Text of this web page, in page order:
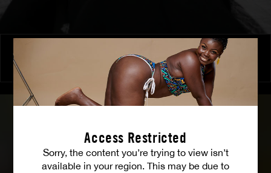
Access Restricted
Sorry, the content you’re trying to view isn’t
available in your region. This may be due to
Appels Manqués, Plaisirs Retrouvés
NINA HEELS